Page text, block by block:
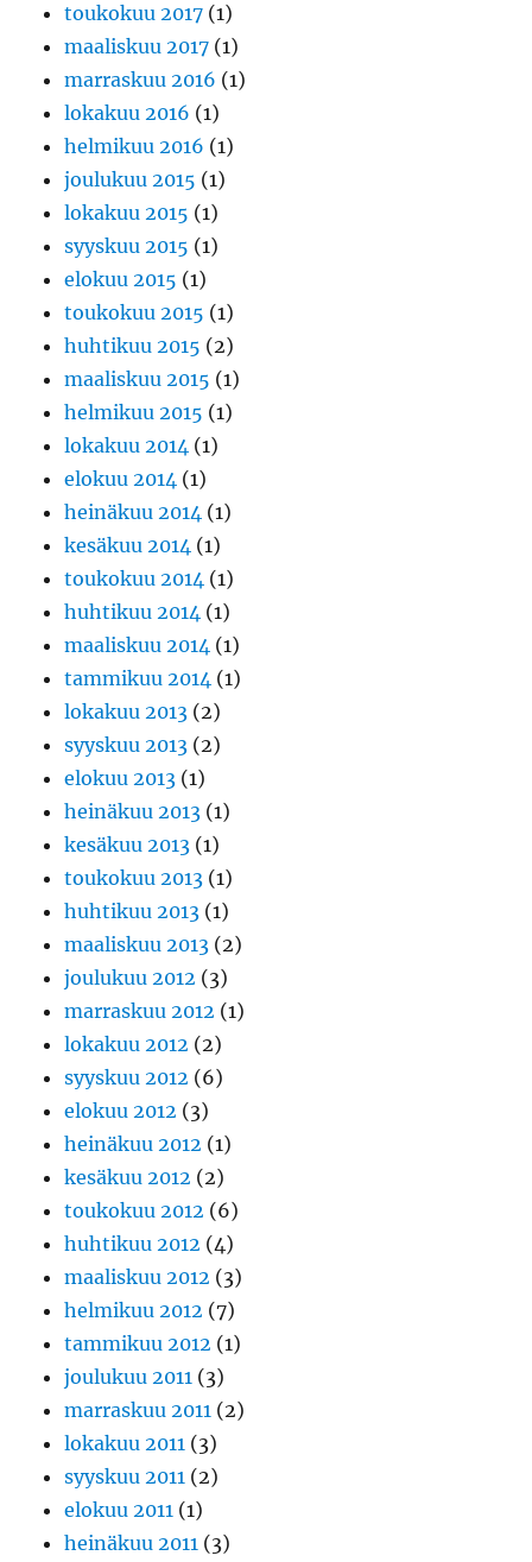
toukokuu 2017 (1)
maaliskuu 2017 (1)
marraskuu 2016 (1)
lokakuu 2016 (1)
helmikuu 2016 (1)
joulukuu 2015 (1)
lokakuu 2015 (1)
syyskuu 2015 (1)
elokuu 2015 (1)
toukokuu 2015 (1)
huhtikuu 2015 (2)
maaliskuu 2015 (1)
helmikuu 2015 (1)
lokakuu 2014 (1)
elokuu 2014 (1)
heinäkuu 2014 (1)
kesäkuu 2014 (1)
toukokuu 2014 (1)
huhtikuu 2014 (1)
maaliskuu 2014 (1)
tammikuu 2014 (1)
lokakuu 2013 (2)
syyskuu 2013 (2)
elokuu 2013 (1)
heinäkuu 2013 (1)
kesäkuu 2013 (1)
toukokuu 2013 (1)
huhtikuu 2013 (1)
maaliskuu 2013 (2)
joulukuu 2012 (3)
marraskuu 2012 (1)
lokakuu 2012 (2)
syyskuu 2012 (6)
elokuu 2012 (3)
heinäkuu 2012 (1)
kesäkuu 2012 (2)
toukokuu 2012 (6)
huhtikuu 2012 (4)
maaliskuu 2012 (3)
helmikuu 2012 (7)
tammikuu 2012 (1)
joulukuu 2011 (3)
marraskuu 2011 (2)
lokakuu 2011 (3)
syyskuu 2011 (2)
elokuu 2011 (1)
heinäkuu 2011 (3)